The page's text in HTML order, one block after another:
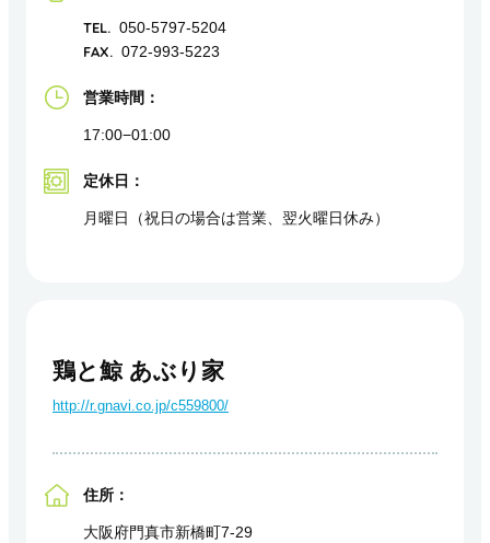
TEL. 050-5797-5204
FAX. 072-993-5223
営業時間：
17:00−01:00
定休日：
月曜日（祝日の場合は営業、翌火曜日休み）
鶏と鯨 あぶり家
http://r.gnavi.co.jp/c559800/
住所：
大阪府門真市新橋町7-29